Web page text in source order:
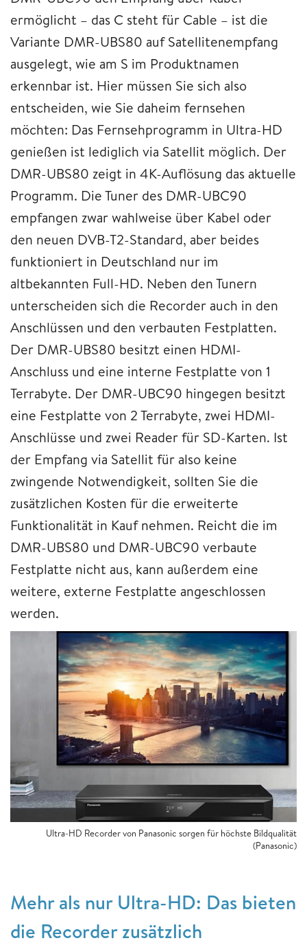
ermöglicht – das C steht für Cable – ist die
Variante DMR-UBS80 auf Satellitenempfang
ausgelegt, wie am S im Produktnamen
erkennbar ist. Hier müssen Sie sich also
entscheiden, wie Sie daheim fernsehen
möchten: Das Fernsehprogramm in Ultra-HD
genießen ist lediglich via Satellit möglich. Der
DMR-UBS80 zeigt in 4K-Auflösung das aktuelle
Programm. Die Tuner des DMR-UBC90
empfangen zwar wahlweise über Kabel oder
den neuen DVB-T2-Standard, aber beides
funktioniert in Deutschland nur im
altbekannten Full-HD. Neben den Tunern
unterscheiden sich die Recorder auch in den
Anschlüssen und den verbauten Festplatten.
Der DMR-UBS80 besitzt einen HDMI-
Anschluss und eine interne Festplatte von 1
Terrabyte. Der DMR-UBC90 hingegen besitzt
eine Festplatte von 2 Terrabyte, zwei HDMI-
Anschlüsse und zwei Reader für SD-Karten. Ist
der Empfang via Satellit für also keine
zwingende Notwendigkeit, sollten Sie die
zusätzlichen Kosten für die erweiterte
Funktionalität in Kauf nehmen. Reicht die im
DMR-UBS80 und DMR-UBC90 verbaute
Festplatte nicht aus, kann außerdem eine
weitere, externe Festplatte angeschlossen
werden.
Ultra-HD Recorder von Panasonic sorgen für höchste Bildqualität
(Panasonic)
Mehr als nur Ultra-HD: Das bieten
die Recorder zusätzlich